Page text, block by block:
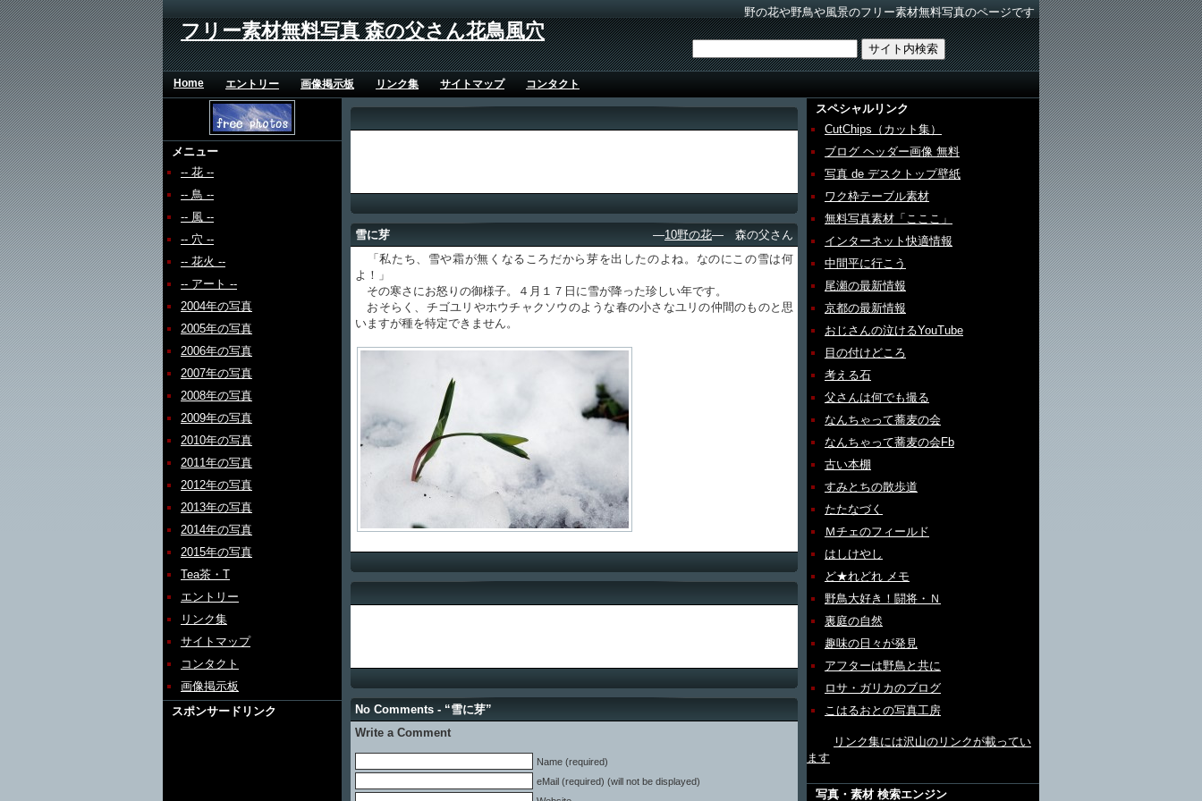
野の花や野鳥や風景のフリー素材無料写真のページです
フリー素材無料写真 森の父さん花鳥風穴
Home エントリー 画像掲示板 リンク集 サイトマップ コンタクト
メニュー
-- 花 --
-- 鳥 --
-- 風 --
-- 穴 --
-- 花火 --
-- アート --
2004年の写真
2005年の写真
2006年の写真
2007年の写真
2008年の写真
2009年の写真
2010年の写真
2011年の写真
2012年の写真
2013年の写真
2014年の写真
2015年の写真
Tea茶・T
エントリー
リンク集
サイトマップ
コンタクト
画像掲示板
スポンサードリンク
雪に芽 ―10野の花― 森の父さん
「私たち、雪や霜が無くなるころだから芽を出したのよね。なのにこの雪は何
よ！」
その寒さにお怒りの御様子。４月１７日に雪が降った珍しい年です。
おそらく、チゴユリやホウチャクソウのような春の小さなユリの仲間のものと思
いますが種を特定できません。
No Comments - “雪に芽”
Write a Comment
Name (required)
eMail (required) (will not be displayed)
スペシャルリンク
CutChips（カット集）
ブログ ヘッダー画像 無料
写真 de デスクトップ壁紙
ワク枠テーブル素材
無料写真素材「こここ」
インターネット快適情報
中間平に行こう
尾瀬の最新情報
京都の最新情報
おじさんの泣けるYouTube
目の付けどころ
考える石
父さんは何でも撮る
なんちゃって蕎麦の会
なんちゃって蕎麦の会Fb
古い本棚
すみとちの散歩道
たたなづく
Ｍチェのフィールド
はしけやし
ど★れどれ メモ
野鳥大好き！闘将・Ｎ
裏庭の自然
趣味の日々が発見
アフターは野鳥と共に
ロサ・ガリカのブログ
こはるおとの写真工房
リンク集には沢山のリンクが載ってい
ます
写真・素材 検索エンジン